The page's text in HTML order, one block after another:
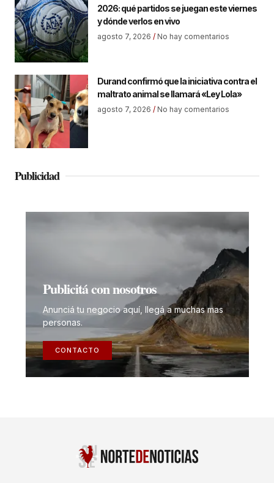
2026: qué partidos se juegan este viernes
y dónde verlos en vivo
agosto 7, 2026 No hay comentarios
Durand confirmó que la iniciativa contra el
maltrato animal se llamará «Ley Lola»
agosto 7, 2026 No hay comentarios
Publicidad
Publicitá con nosotros
Anunciá tu negocio aquí, llegá a muchas mas
personas.
CONTACTO